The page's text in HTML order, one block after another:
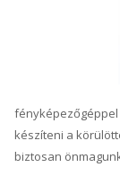
készíteni a
biztosan